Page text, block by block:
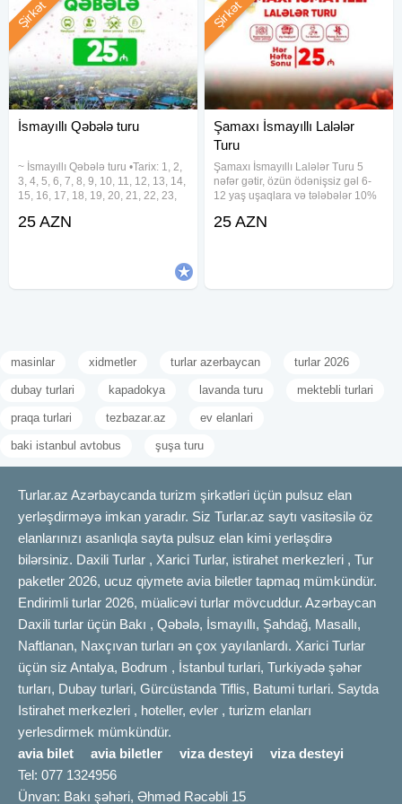
İsmayıllı Qəbələ turu
~ İsmayıllı Qəbələ turu •Tarix: 1, 2,
3, 4, 5, 6, 7, 8, 9, 10, 11, 12, 13, 14,
15, 16, 17, 18, 19, 20, 21, 22, 23,
Avqust •Qiymət: •Ekonom paket:
Şirkət
25 AZN
Şamaxı İsmayıllı Lalələr
Turu
Şamaxı İsmayıllı Lalələr Turu 5
nəfər gətir, özün ödənişsiz gəl 6-
12 yaş uşaqlara və tələbələr 10%
endirimlərimiz var Tarix: 23, 24, 27,
Şirkət
25 AZN
masinlar xidmetler turlar azerbaycan turlar 2026
dubay turlari kapadokya lavanda turu mektebli turlari
praqa turlari tezbazar.az ev elanlari
baki istanbul avtobus şuşa turu
Turlar.az Azərbaycanda turizm şirkətləri üçün pulsuz elan
yerləşdirməyə imkan yaradır. Siz Turlar.az saytı vasitəsilə öz
elanlarınızı asanlıqla sayta pulsuz elan kimi yerləşdirə
bilərsiniz. Daxili Turlar , Xarici Turlar, istirahet merkezleri , Tur
paketler 2026, ucuz qiymete avia biletler tapmaq mümkündür.
Endirimli turlar 2026, müalicəvi turlar mövcuddur. Azərbaycan
Daxili turlar üçün Bakı , Qəbələ, İsmayıllı, Şahdağ, Masallı,
Naftlanan, Naxçıvan turları ən çox yayılanlardı. Xarici Turlar
üçün siz Antalya, Bodrum , İstanbul turlari, Turkiyədə şəhər
turları, Dubay turlari, Gürcüstanda Tiflis, Batumi turlari. Saytda
Istirahet merkezleri , hoteller, evler , turizm elanları
yerlesdirmek mümkündür.
avia bilet
avia biletler viza desteyi
viza desteyi
Tel: 077 1324956
Ünvan: Bakı şəhəri, Əhməd Rəcəbli 15